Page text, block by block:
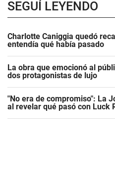
SEGUÍ LEYENDO
Charlotte Caniggia quedó
entendía qué había pasado
La obra que emocionó al
dos protagonistas de lujo
"No era de compromiso": La
al revelar qué pasó con Luck